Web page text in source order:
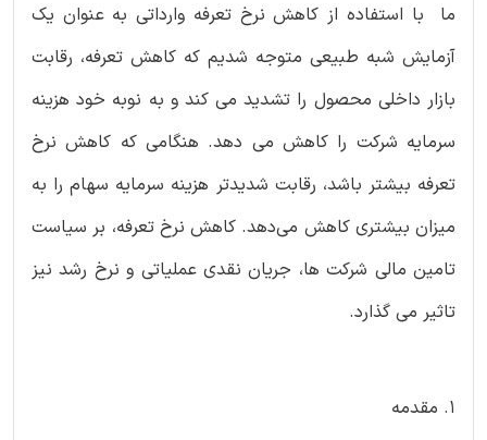
ما با استفاده از کاهش نرخ تعرفه وارداتی به عنوان یک
آزمایش شبه طبیعی متوجه شدیم که کاهش تعرفه، رقابت
بازار داخلی محصول را تشدید می کند و به نوبه خود هزینه
سرمایه شرکت را کاهش می دهد. هنگامی که کاهش نرخ
تعرفه بیشتر باشد، رقابت شدیدتر هزینه سرمایه سهام را به
میزان بیشتری کاهش می‌دهد. کاهش نرخ تعرفه، بر سیاست
تامین مالی شرکت ها، جریان نقدی عملیاتی و نرخ رشد نیز
تاثیر می گذارد.
1. مقدمه